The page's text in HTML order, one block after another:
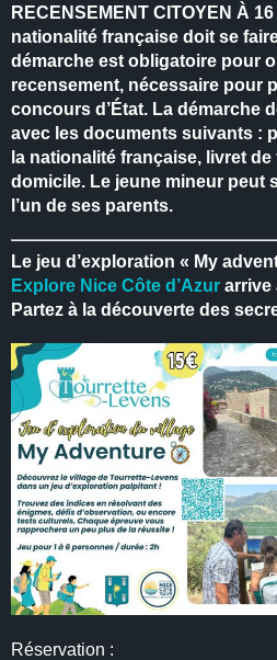
RECENSEMENT CITOYEN À
nationalité française doit se
démarche est obligatoire pour
recensement, nécessaire pour
concours d’État. La démarche
avec les documents suivants :
la nationalité française, livret
domicile. Le jeune mineur peut
l’un de ses parents.
Le jeu d’exploration « My
Explore Nice Côte d’Azur arrive
Partez à la découverte des
Réservation :